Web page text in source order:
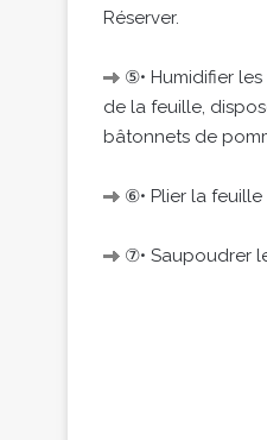
Réserver.
⑤• Humidifier
de la feuille,
bâtonnets de
⑥• Plier la
⑦• Saupoudrer